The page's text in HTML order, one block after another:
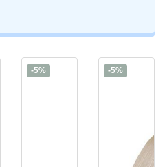
-5% -5%